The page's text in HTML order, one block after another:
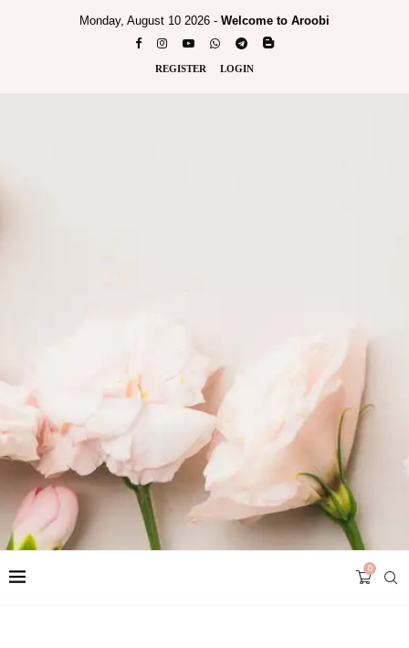
Monday, August 10 2026 - Welcome to Aroobi
REGISTER LOGIN
0